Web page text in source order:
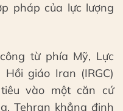
pháp của lực lượng
từ phía Mỹ, Lực
giáo Iran (IRGC)
vào một căn cứ
Tehran khẳng định